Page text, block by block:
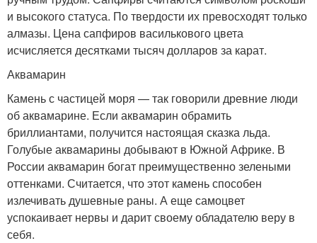
и высокого статуса. По твердости их превосходят только
алмазы. Цена сапфиров василькового цвета
исчисляется десятками тысяч долларов за карат.
Аквамарин
Камень с частицей моря — так говорили древние люди
об аквамарине. Если аквамарин обрамить
бриллиантами, получится настоящая сказка льда.
Голубые аквамарины добывают в Южной Африке. В
России аквамарин богат преимущественно зелеными
оттенками. Считается, что этот камень способен
излечивать душевные раны. А еще самоцвет
успокаивает нервы и дарит своему обладателю веру в
себя.